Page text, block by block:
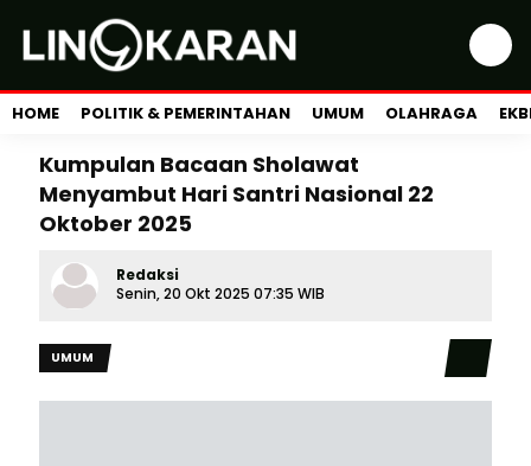
HOME POLITIK & PEMERINTAHAN UMUM OLAHRAGA
Kumpulan Bacaan Sholawat
Menyambut Hari Santri Nasional 22
Oktober 2025
Redaksi
Senin, 20 Okt 2025 07:35 WIB
UMUM